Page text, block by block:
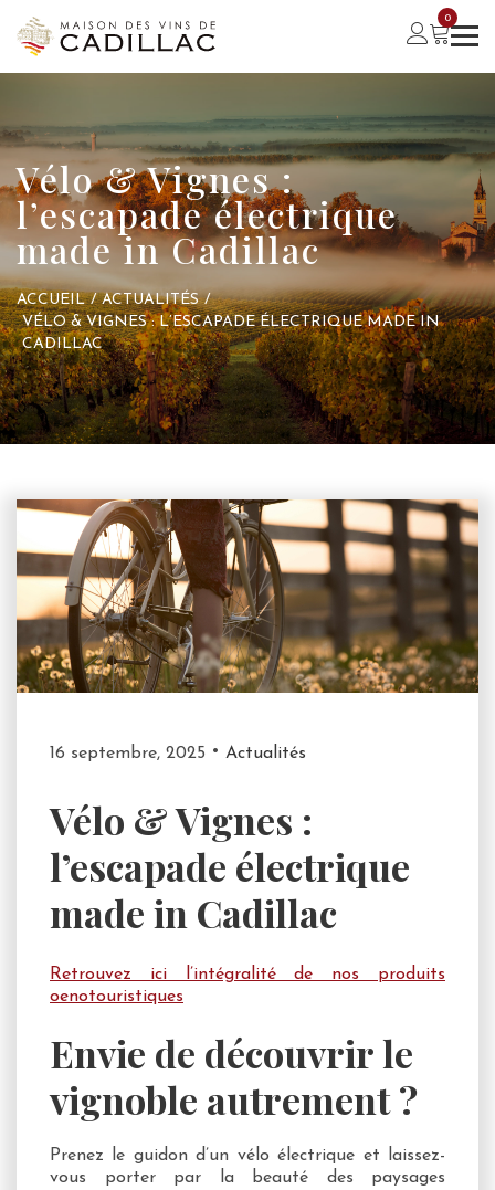
0
Vélo & Vignes :
l’escapade électrique
made in Cadillac
ACCUEIL / ACTUALITÉS /
VÉLO & VIGNES : L’ESCAPADE ÉLECTRIQUE MADE IN
CADILLAC
16 septembre, 2025 Actualités
Vélo & Vignes :
l’escapade électrique
made in Cadillac
Retrouvez ici l’intégralité de nos produits
oenotouristiques
Envie de découvrir le
vignoble autrement ?
Prenez le guidon d’un vélo électrique et laissez-
vous porter par la beauté des paysages